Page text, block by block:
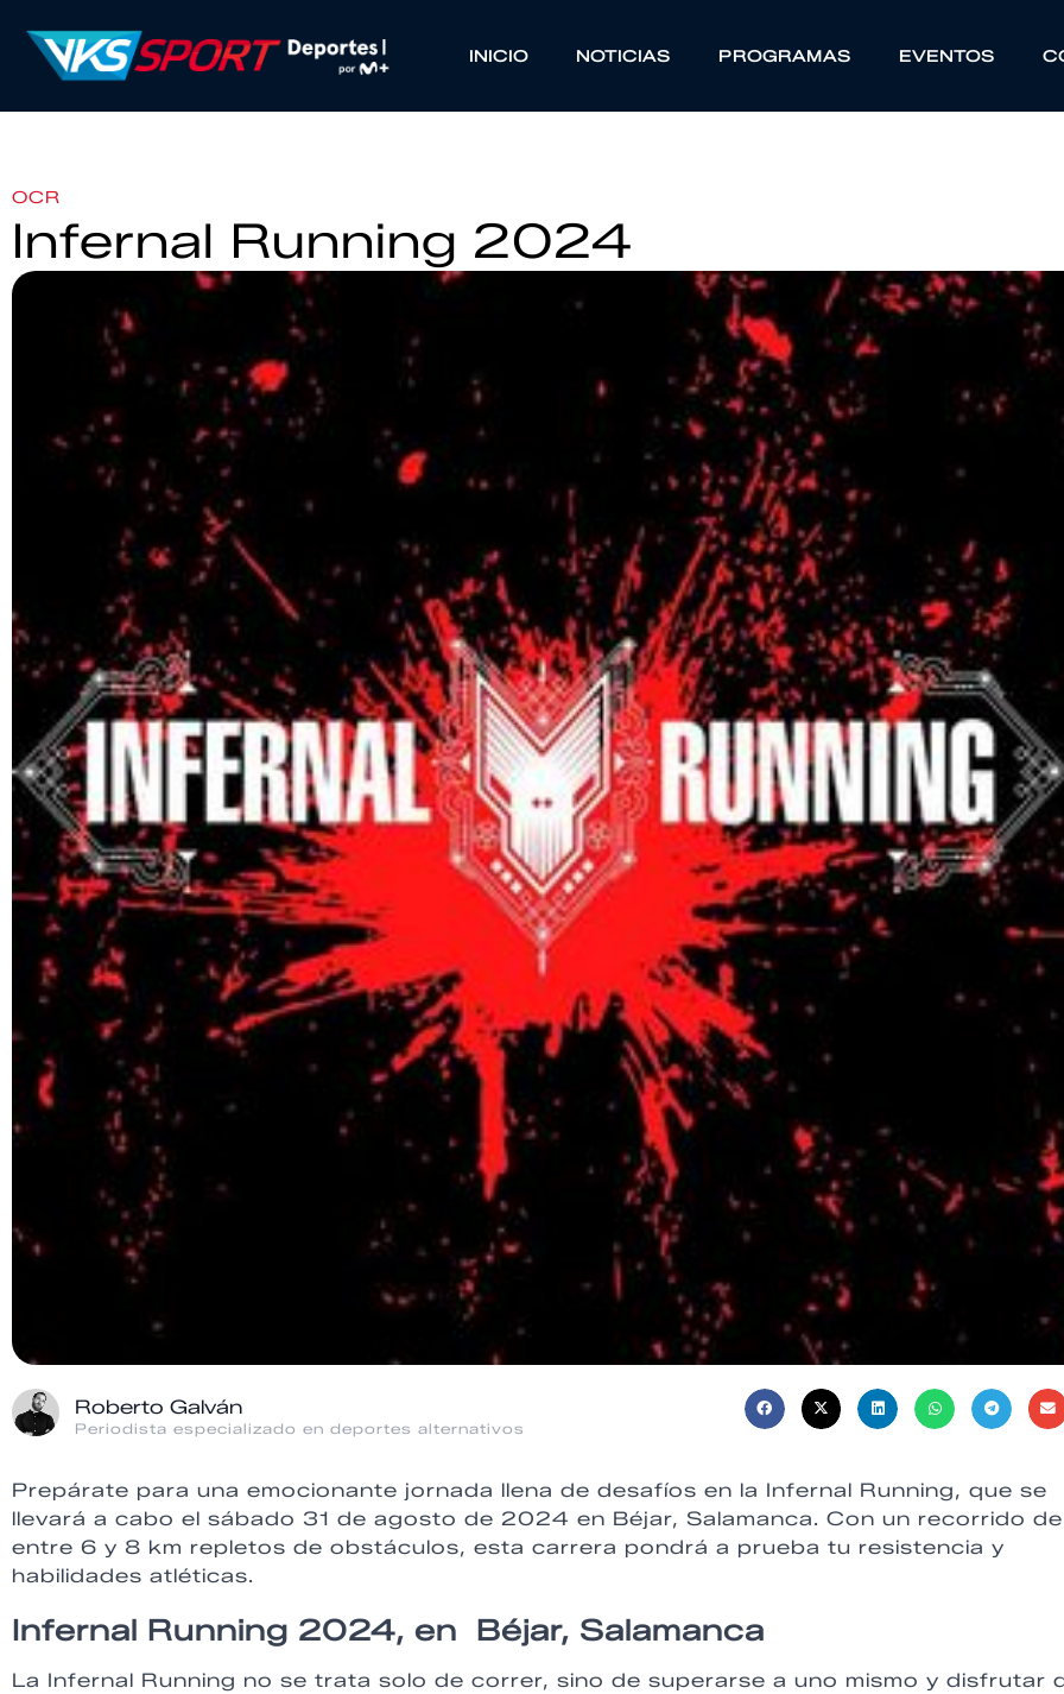
INICIO NOTICIAS PROGRAMAS EVENTOS
OCR
Infernal Running 2024
Roberto Galván
Periodista especializado en deportes alternativos
Prepárate para una emocionante jornada llena de desafíos en la Infernal Running, que se
llevará a cabo el sábado 31 de agosto de 2024 en Béjar, Salamanca. Con un recorrido de
entre 6 y 8 km repletos de obstáculos, esta carrera pondrá a prueba tu resistencia y
habilidades atléticas.
Infernal Running 2024, en Béjar, Salamanca
La Infernal Running no se trata solo de correr, sino de superarse a uno mismo y disfrutar